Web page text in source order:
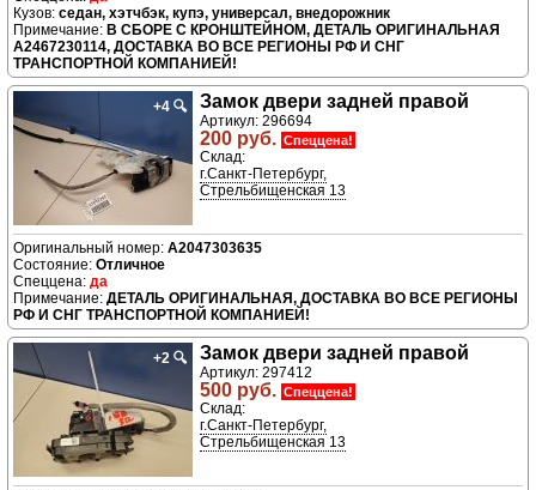
седан, хэтчбэк, купэ, универсал, внедорожник
В СБОРЕ С КРОНШТЕЙНОМ, ДЕТАЛЬ ОРИГИНАЛЬНАЯ
A2467230114, ДОСТАВКА ВО ВСЕ РЕГИОНЫ РФ И СНГ
ТРАНСПОРТНОЙ КОМПАНИЕЙ!
+4 🔍 Замок двери задней правой
Артикул: 296694
200 руб. Спеццена!
Склад:
г.Санкт-Петербург,
Стрельбищенская 13
A2047303635
Отличное
да
ДЕТАЛЬ ОРИГИНАЛЬНАЯ, ДОСТАВКА ВО ВСЕ РЕГИОНЫ
РФ И СНГ ТРАНСПОРТНОЙ КОМПАНИЕЙ!
+2 🔍 Замок двери задней правой
Артикул: 297412
500 руб. Спеццена!
Склад:
г.Санкт-Петербург,
Стрельбищенская 13